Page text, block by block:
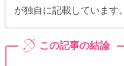
が独自に記載しています。